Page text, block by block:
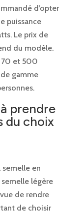
d’opter
puissance
Le prix de
du modèle.
70 et 500
gamme
prendre
du choix
semelle en
légère
de rendre
de choisir